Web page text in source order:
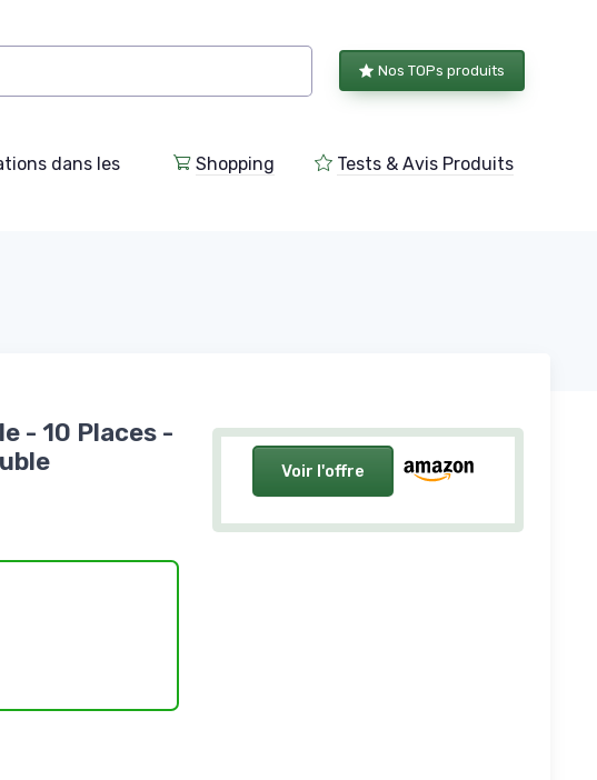
Nos TOPs produits
dans les
Shopping Tests & Avis Produits
Voir l'offre
- 10 Places -